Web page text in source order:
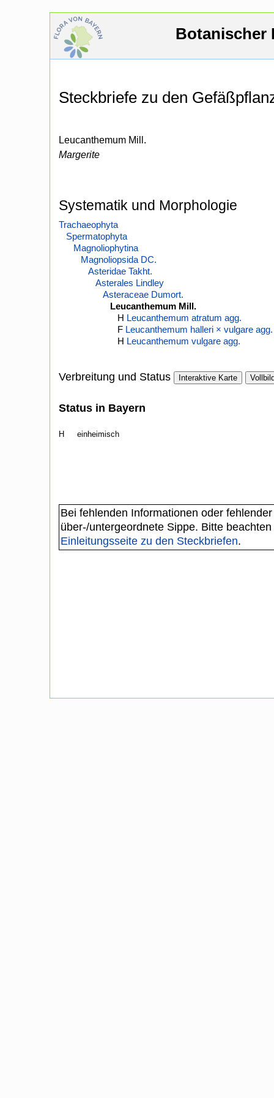
Botanischer
Steckbriefe zu den
Leucanthemum Mill.
Margerite
Systematik und Morphologie
Trachaeophyta
Spermatophyta
Magnoliophytina
Magnoliopsida DC.
Asteridae Takht.
Asterales Lindley
Asteraceae Dumort.
Leucanthemum Mill.
H Leucanthemum atratum agg.
F Leucanthemum halleri × vulgare agg.
H Leucanthemum vulgare agg.
Verbreitung und Status Interaktive Karte
Status in Bayern
H einheimisch
Bei fehlenden Informationen oder
über-/untergeordnete Sippe. Bitte
Einleitungsseite zu den Steckbriefen.